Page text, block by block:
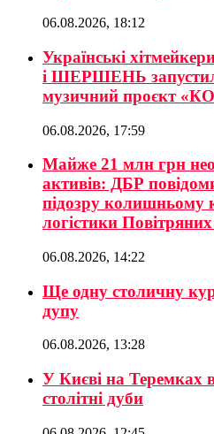
06.08.2026, 18:12
Українські
і ШЕРШЕНЬ
музичний проєкт
06.08.2026, 17:59
Майже 21 млн грн
активів: ДБР
підозру колишньому
логістики
06.08.2026, 14:22
Ще одну столичну
дупу
06.08.2026, 13:28
У Києві на Теремках
столітні дуби